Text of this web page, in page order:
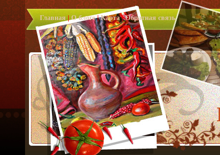
Главная |О блоге |Карта |Обратная связь